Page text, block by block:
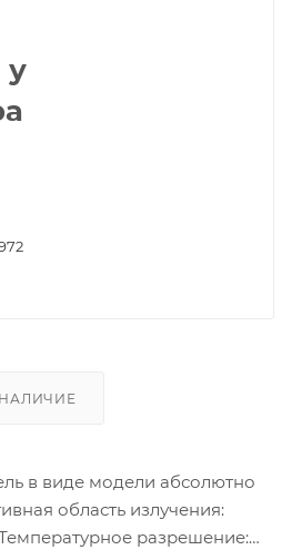
у
НАЛИЧИЕ
в виде модели абсолютно
область излучения:
разрешение: